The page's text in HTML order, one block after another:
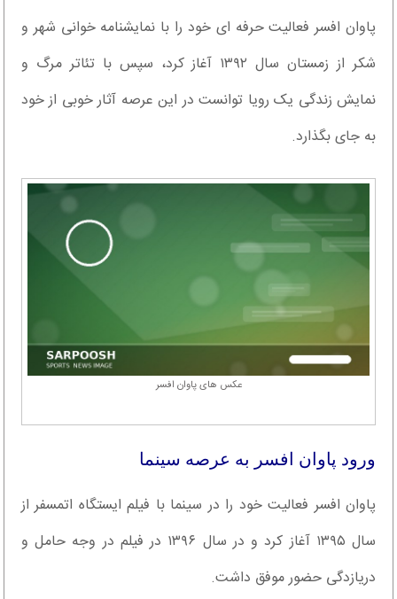
پاوان افسر فعالیت حرفه ای خود را با نمایشنامه خوانی شهر و
شکر از زمستان سال ۱۳۹۲ آغاز کرد، سپس با تئاتر مرگ و
نمایش زندگی یک رویا توانست در این عرصه آثار خوبی از خود
به جای بگذارد.
عکس های پاوان افسر
ورود پاوان افسر به عرصه سینما
پاوان افسر فعالیت خود را در سینما با فیلم ایستگاه اتمسفر از
سال ۱۳۹۵ آغاز کرد و در سال ۱۳۹۶ در فیلم در وجه حامل و
دریازدگی حضور موفق داشت.